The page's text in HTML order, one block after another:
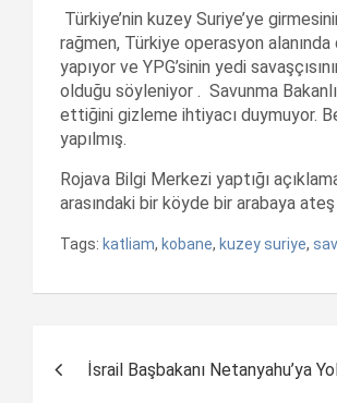
Türkiye’nin kuzey Suriye’ye
rağmen, Türkiye operasyon
yapıyor ve YPG’sinin yedi
olduğu söyleniyor . Savunma
ettiğini gizleme ihtiyacı duymuyor.
yapılmış.
Rojava Bilgi Merkezi yaptığı
arasındaki bir köyde bir arabaya
Tags: katliam, kobane, kuzey suriye,
dolaşımı
İsrail Başbakanı Netanyahu’ya